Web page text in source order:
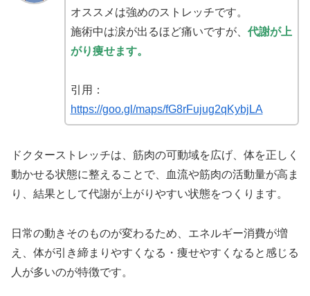
オススメは強めのストレッチです。
施術中は涙が出るほど痛いですが、 代謝が上
がり痩せます。
引用：
https://goo.gl/maps/fG8rFujug2qKybjLA
ドクターストレッチは、筋肉の可動域を広げ、体を正しく
動かせる状態に整えることで、血流や筋肉の活動量が高ま
り、結果として代謝が上がりやすい状態をつくります。
日常の動きそのものが変わるため、エネルギー消費が増
え、体が引き締まりやすくなる・痩せやすくなると感じる
人が多いのが特徴です。